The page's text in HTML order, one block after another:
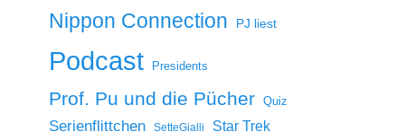
Nippon Connection PJ liest
Podcast Presidents
Prof. Pu und die Pücher Quiz
Serienflittchen SetteGialli Star Trek